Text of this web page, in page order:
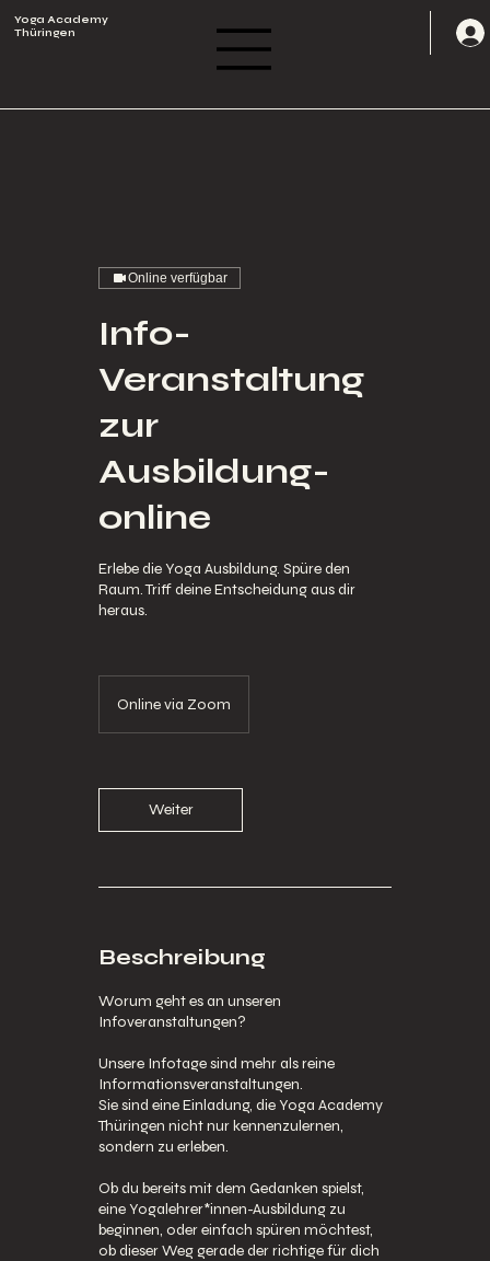
Yoga Academy
Thüringen
Online verfügbar
Info-
Veranstaltung
zur
Ausbildung-
online
Erlebe die Yoga Ausbildung. Spüre den
Raum. Triff deine Entscheidung aus dir
heraus.
Online via Zoom
Weiter
Beschreibung
Worum geht es an unseren
Infoveranstaltungen?
Unsere Infotage sind mehr als reine
Informationsveranstaltungen.
Sie sind eine Einladung, die Yoga Academy
Thüringen nicht nur kennenzulernen,
sondern zu erleben.
Ob du bereits mit dem Gedanken spielst,
eine Yogalehrer*innen-Ausbildung zu
beginnen, oder einfach spüren möchtest,
ob dieser Weg gerade der richtige für dich